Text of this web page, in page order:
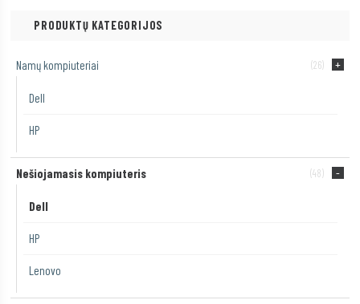
PRODUKTŲ KATEGORIJOS
Namų kompiuteriai (26)
Dell
HP
Nešiojamasis kompiuteris (48)
Dell
HP
Lenovo